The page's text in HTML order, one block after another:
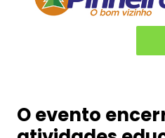
O evento